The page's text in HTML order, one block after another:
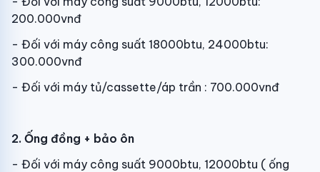
200.000vnđ
- Đối với máy công suất 18000btu, 24000btu:
300.000vnđ
- Đối với máy tủ/cassette/áp trần : 700.000vnđ
2. Ống đồng + bảo ôn
- Đối với máy công suất 9000btu, 12000btu ( ống